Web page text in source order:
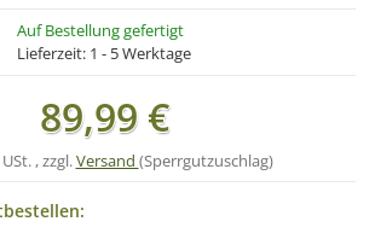
Auf Bestellung gefertigt
Lieferzeit: 1 - 5 Werktage
89,99 €
, zzgl.Versand (Sperrgutzuschlag)